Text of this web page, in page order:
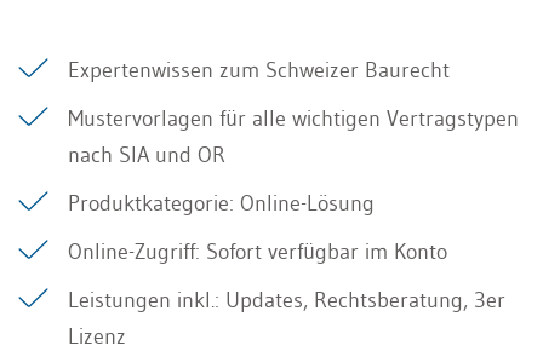
Expertenwissen zum Schweizer Baurecht
Mustervorlagen für alle wichtigen Vertragstypen
nach SIA und OR
Produktkategorie: Online-Lösung
Online-Zugriff: Sofort verfügbar im Konto
Leistungen inkl.: Updates, Rechtsberatung, 3er
Lizenz